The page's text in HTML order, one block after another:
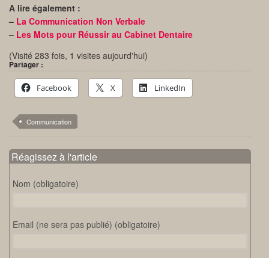
A lire également :
– La Communication Non Verbale
– Les Mots pour Réussir au Cabinet Dentaire
(Visité 283 fois, 1 visites aujourd'hui)
Partager :
Facebook X LinkedIn
Communication
Réagissez à l'article
Nom (obligatoire)
Email (ne sera pas publié) (obligatoire)